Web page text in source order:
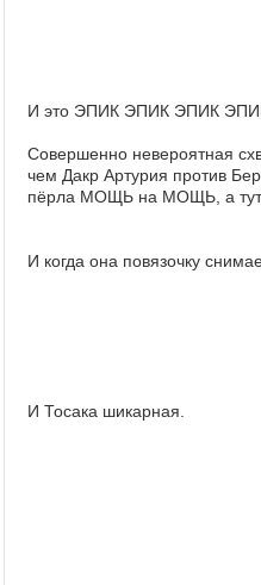
И это ЭПИК ЭПИК ЭПИК
Совершенно невероятная
чем Дакр Артурия против
пёрла МОЩЬ на МОЩЬ, а тут
И когда она повязочку
И Тосака шикарная.